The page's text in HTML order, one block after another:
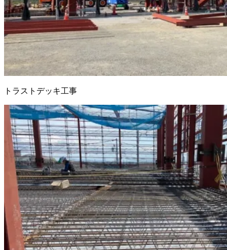
トラストデッキ工事